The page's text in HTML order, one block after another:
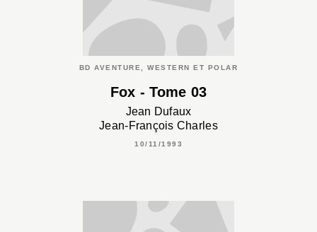
BD AVENTURE, WESTERN ET POLAR
Fox - Tome 03
Jean Dufaux
Jean-François Charles
10/11/1993